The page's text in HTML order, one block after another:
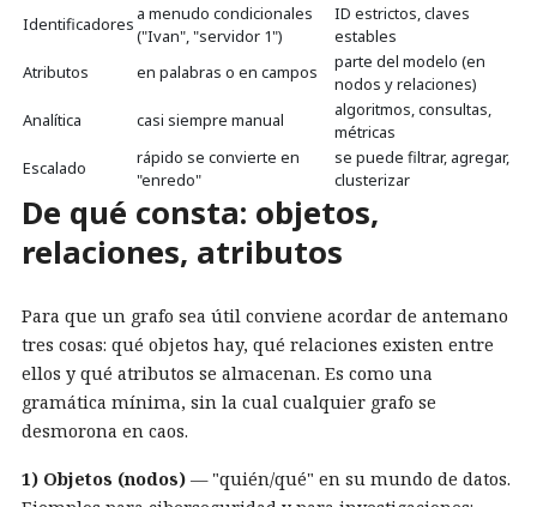
Identificadores a menudo condicionales
("Ivan", "servidor 1")
ID estrictos, claves
estables
Atributos
en palabras o en campos
parte del modelo (en
nodos y relaciones)
Analítica
casi siempre manual
algoritmos, consultas,
métricas
Escalado
rápido se convierte en
"enredo"
se puede filtrar, agregar,
clusterizar
De qué consta: objetos,
relaciones, atributos
Para que un grafo sea útil conviene acordar de antemano
tres cosas: qué objetos hay, qué relaciones existen entre
ellos y qué atributos se almacenan. Es como una
gramática mínima, sin la cual cualquier grafo se
desmorona en caos.
1) Objetos (nodos) — "quién/qué" en su mundo de datos.